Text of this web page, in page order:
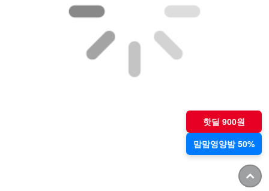
핫딜 900원
맘맘영양밤 50%